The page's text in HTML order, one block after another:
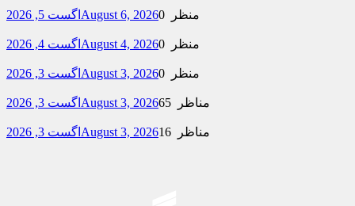
اگست 5, 2026 August 6, 2026 0 منظر
اگست 4, 2026 August 4, 2026 0 منظر
اگست 3, 2026 August 3, 2026 0 منظر
اگست 3, 2026 August 3, 2026 65 مناظر
اگست 3, 2026 August 3, 2026 16 مناظر